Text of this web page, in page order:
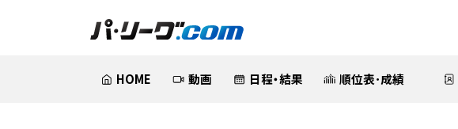
HOME 動画 日程・結果 順位表･成績